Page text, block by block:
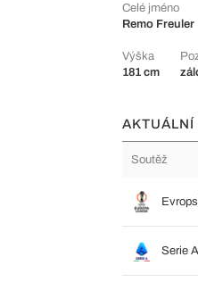
Celé jméno
Remo Freuler
Výška
181 cm
AKTUÁLNÍ
Soutěž
Serie